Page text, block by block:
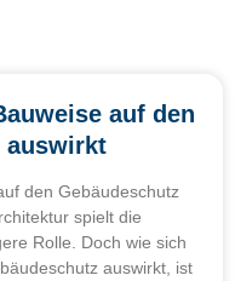
auf den
auswirkt
den Gebäudeschutz
spielt die
Rolle. Doch wie sich
auswirkt, ist